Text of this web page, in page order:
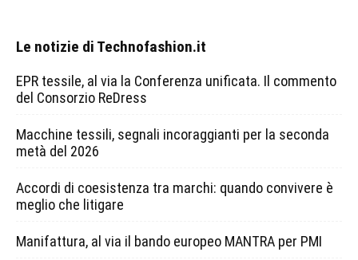
Le notizie di Technofashion.it
EPR tessile, al via la Conferenza unificata. Il commento
del Consorzio ReDress
Macchine tessili, segnali incoraggianti per la seconda
metà del 2026
Accordi di coesistenza tra marchi: quando convivere è
meglio che litigare
Manifattura, al via il bando europeo MANTRA per PMI